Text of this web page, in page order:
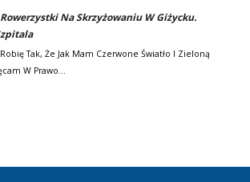
Na Skrzyżowaniu W Giżycku.
Tak, Że Jak Mam Czerwone Światło I Zieloną
W Prawo…